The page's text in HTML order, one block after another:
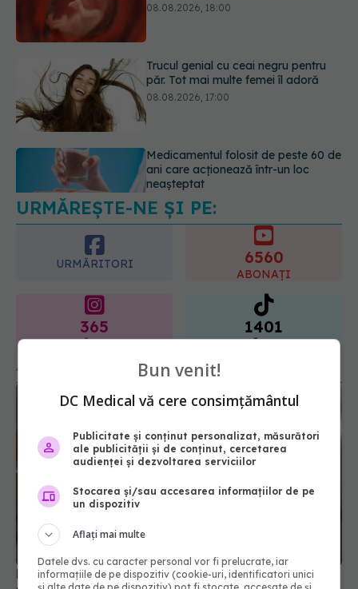
08.08.2026, 17:00
Medicamentul folosit de peste 60 de
ani care acționează într-un loc
neașteptat
Transpirații nocturne: semnul ignorat
care poate ascunde probleme
serioase de sănătate
08.08.2026, 20:00
URMĂREȘTE-NE ȘI PE:
URMĂRITORI
365 1401
URMĂRITORI
ARTICOLE SIMILARE
Dieta cu ouă fierte: slăbești rapid sau e doar un
mit? De ce o adoră celebritățile
18 ian 2026, 11:23
Bun venit!
DC Medical vă cere consimțământul
Publicitate și conținut personalizat, măsurători
ale publicității și de conținut, cercetarea
audienței și dezvoltarea serviciilor
Stocarea și/sau accesarea informațiilor de pe
un dispozitiv
Aflați mai multe
Datele dvs. cu caracter personal vor fi prelucrate, iar
informațiile de pe dispozitiv (cookie-uri, identificatori unici